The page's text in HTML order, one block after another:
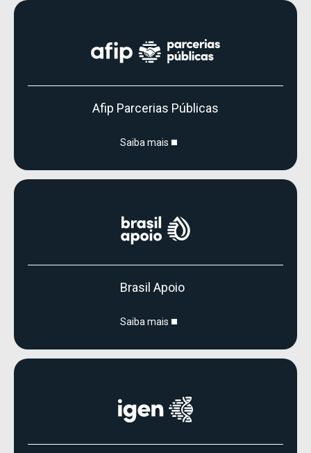
Afip Parcerias Públicas
Saiba mais
Brasil Apoio
Saiba mais